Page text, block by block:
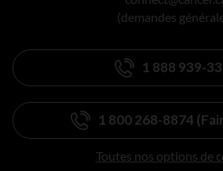
(demandes
1 888 939-
1 800 268-8874
Toutes nos options de